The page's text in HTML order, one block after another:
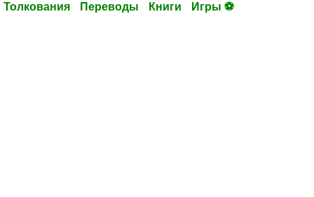
Толкования Переводы Книги Игры ⚽